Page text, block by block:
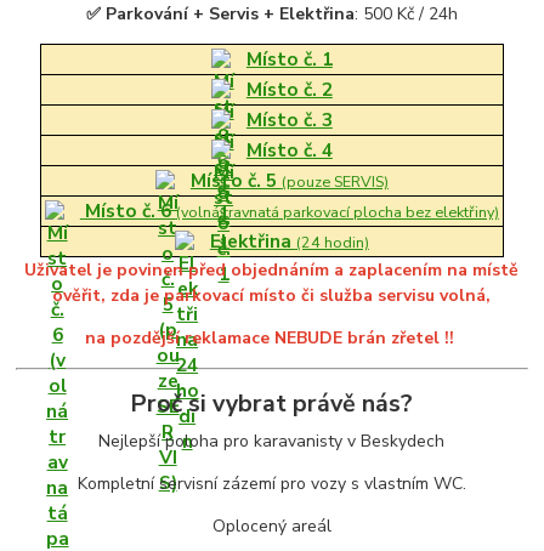
✅ Parkování + Servis + Elektřina: 500 Kč / 24h
Místo č. 1
Místo č. 2
Místo č. 3
Místo č. 4
Místo č. 5 (pouze SERVIS)
Místo č. 6(volná travnatá parkovací plocha bez elektřiny)
Elektřina (24 hodin)
Uživatel je povinen před objednáním a zaplacením na místě
ověřit, zda je parkovací místo či služba servisu volná,
na pozdější reklamace NEBUDE brán zřetel !!
Proč si vybrat právě nás?
Nejlepší poloha pro karavanisty v Beskydech
Kompletní servisní zázemí pro vozy s vlastním WC.
Oplocený areál